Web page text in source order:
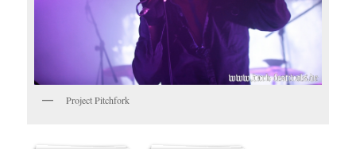
Project Pitchfork